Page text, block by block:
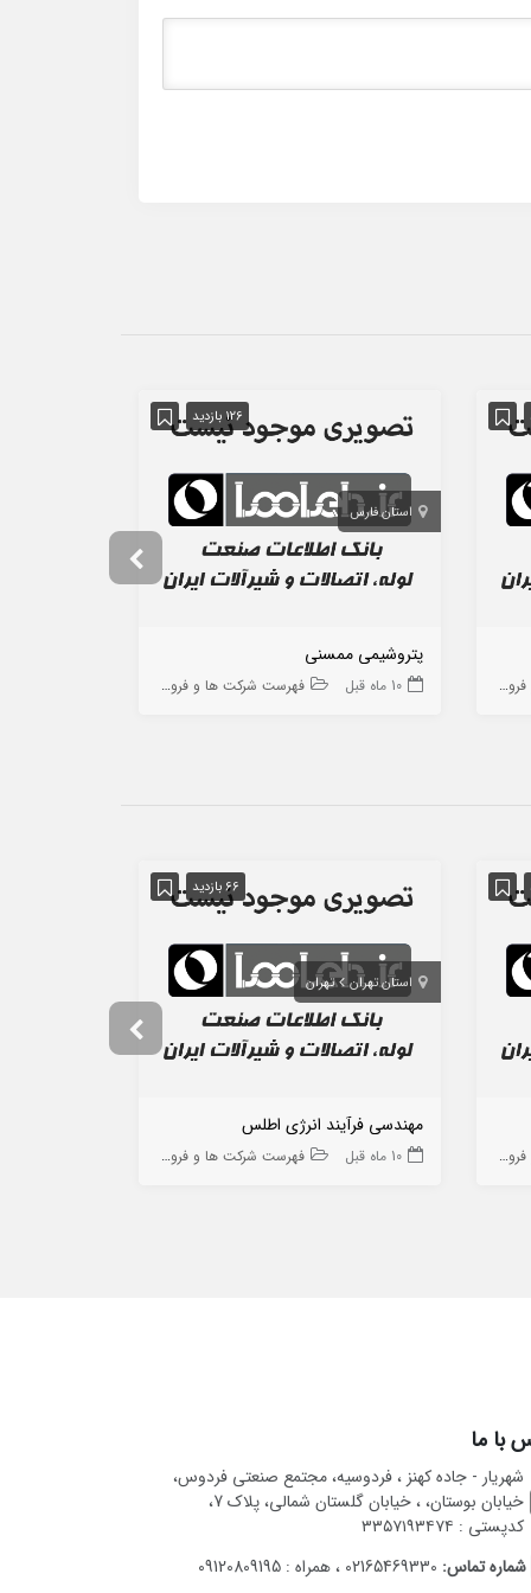
ها
126 بازدید
استان فارس
پتروشیمی ممسنی
10 ماه قبل فهرست شرکت ها و فروشگاه ها
ها
66 بازدید
استان تهران تهران
مهندسی فرآیند انرژی اطلس
10 ماه قبل فهرست شرکت ها و فروشگاه ها
با ما
شهریار - جاده کهنز ، فردوسیه، مجتمع صنعتی فردوس،
خیابان بوستان، ، خیابان گلستان شمالی، پلاک 7،
کدپستی : ۳۳۵۷۱۹۳۴۷۴
شماره تماس: 02165469330 ، همراه : 09120809195